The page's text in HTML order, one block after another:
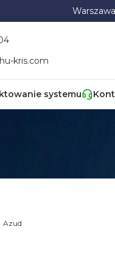
kris.com
systemu
Azud